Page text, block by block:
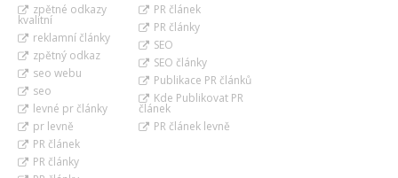
zpětné odkazy
kvalitní
reklamní články
zpětný odkaz
seo webu
seo
levné pr články
pr levně
PR článek
PR články
PR článek
PR články
SEO
SEO články
Publikace PR článků
Kde Publikovat PR
článek
PR článek levně